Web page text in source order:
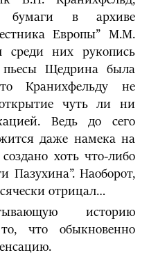
бумаги в архиве
Европы” М.М.
среди них рукопись
пьесы Щедрина была
Кранихфельду не
чуть ли ни
Ведь до сего
даже намека на
хоть что-либо
Пазухина”. Наоборот,
отрицал…
историю
что обыкновенно